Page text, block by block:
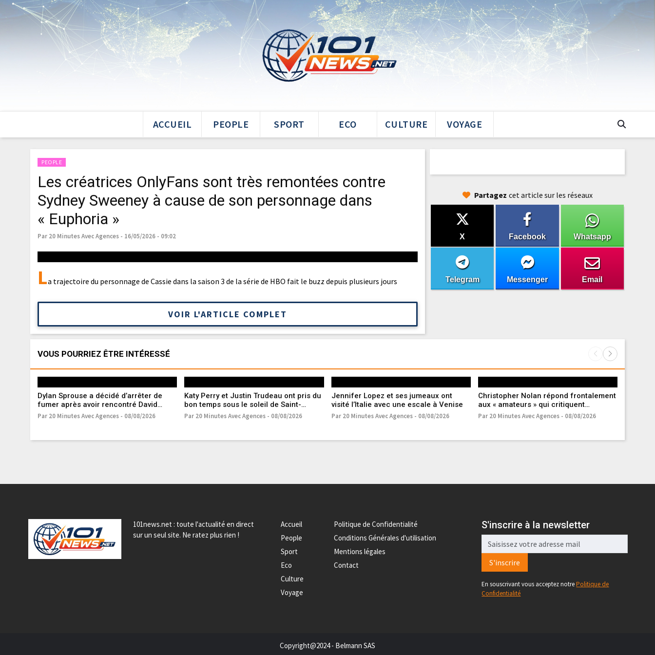
ACCUEIL PEOPLE SPORT ECO CULTURE VOYAGE
PEOPLE
Les créatrices OnlyFans sont très remontées contre
Sydney Sweeney à cause de son personnage dans
« Euphoria »
Par 20 Minutes Avec Agences - 16/05/2026 - 09:02
La trajectoire du personnage de Cassie dans la saison 3 de la série de HBO fait le buzz depuis plusieurs jours
VOIR L'ARTICLE COMPLET
Partagez cet article sur les réseaux
X Facebook Whatsapp
Telegram Messenger Email
VOUS POURRIEZ ÊTRE INTÉRESSÉ
Dylan Sprouse a décidé d’arrêter de
fumer après avoir rencontré David
Lynch
Par 20 Minutes Avec Agences - 08/08/2026
Katy Perry et Justin Trudeau ont pris du
bon temps sous le soleil de Saint-
Tropez
Par 20 Minutes Avec Agences - 08/08/2026
Jennifer Lopez et ses jumeaux ont
visité l’Italie avec une escale à Venise
Par 20 Minutes Avec Agences - 08/08/2026
Christopher Nolan répond frontalement
aux « amateurs » qui critiquent
« L’Odyssée »
Par 20 Minutes Avec Agences - 08/08/2026
101news.net : toute l'actualité en direct
sur un seul site. Ne ratez plus rien !
Accueil
People
Sport
Eco
Culture
Voyage
Politique de Confidentialité
Conditions Générales d'utilisation
Mentions légales
Contact
S'inscrire à la newsletter
S'inscrire
En souscrivant vous acceptez notrePolitique de
Confidentialité
Copyright@2024 - Belmann SAS